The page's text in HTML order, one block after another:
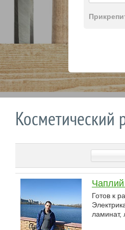
Косметический
Готов к
ламинат,